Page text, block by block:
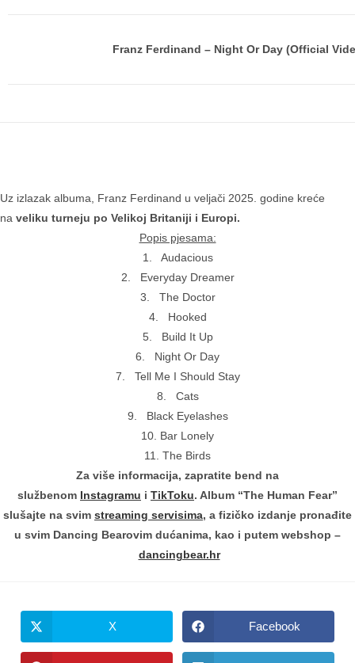
Franz Ferdinand – Night Or Day (Official
Uz izlazak albuma, Franz Ferdinand u veljači 2025. godine kreće
na veliku turneju po Velikoj Britaniji i Europi.
Popis pjesama:
1. Audacious
2. Everyday Dreamer
3. The Doctor
4. Hooked
5. Build It Up
6. Night Or Day
7. Tell Me I Should Stay
8. Cats
9. Black Eyelashes
10. Bar Lonely
11. The Birds
Za više informacija, zapratite bend na
službenom Instagramu i TikToku. Album “The Human Fear”
slušajte na svim streaming servisima, a fizičko izdanje pronađite
u svim Dancing Bearovim dućanima, kao i putem webshop –
dancingbear.hr
Opens
in
a
X
Opens
in
a
Facebook